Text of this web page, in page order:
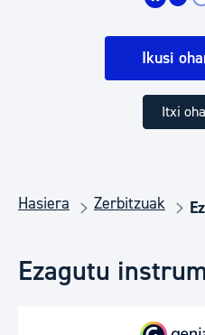
Ikusi
Itxi
Hasiera Zerbitzuak
Ezagutu